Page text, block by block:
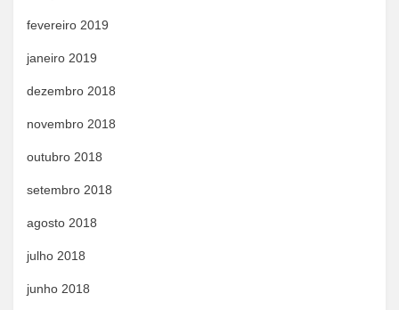
fevereiro 2019
janeiro 2019
dezembro 2018
novembro 2018
outubro 2018
setembro 2018
agosto 2018
julho 2018
junho 2018